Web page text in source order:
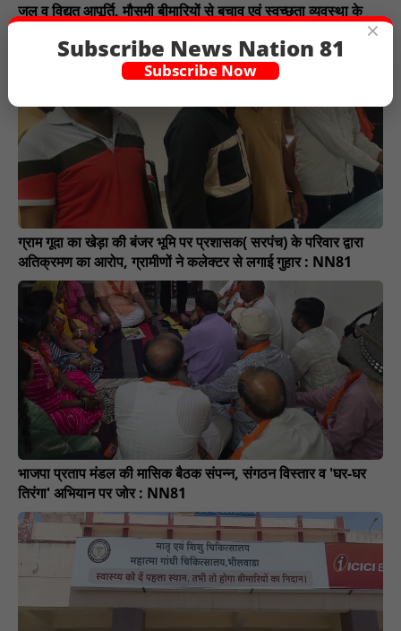
जल व विद्युत आपूर्ति, मौसमी बीमारियों से बचाव एवं स्वच्छता व्यवस्था के
ग्राम गूदा का खेड़ा की बंजर भूमि पर प्रशासक( सरपंच) के परिवार द्वारा
अतिक्रमण का आरोप, ग्रामीणों ने कलेक्टर से लगाई गुहार : NN81
भाजपा प्रताप मंडल की मासिक बैठक संपन्न, संगठन विस्तार व 'घर-घर
तिरंगा' अभियान पर जोर : NN81
×
Subscribe News Nation 81
Subscribe Now